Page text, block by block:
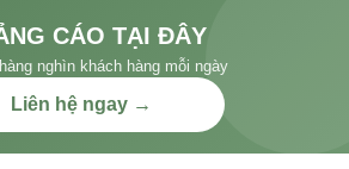
CÁO TẠI ĐÂY
nghìn khách hàng mỗi ngày
Liên hệ ngay →